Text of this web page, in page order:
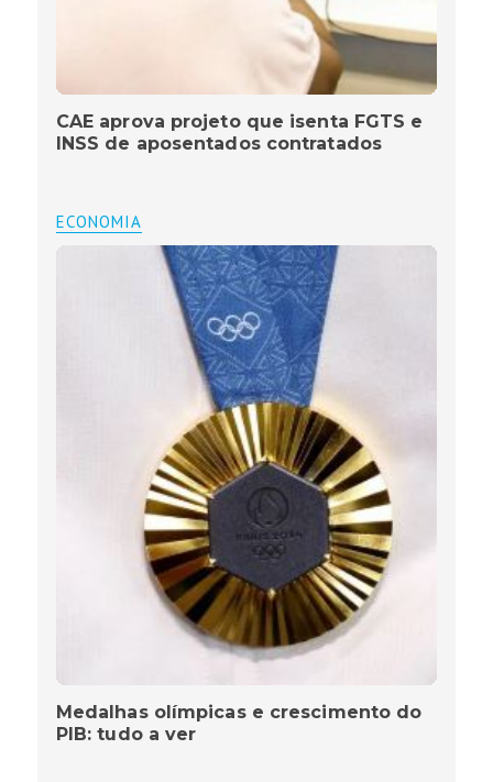
CAE aprova projeto que isenta FGTS e
INSS de aposentados contratados
ECONOMIA
Medalhas olímpicas e crescimento do
PIB: tudo a ver